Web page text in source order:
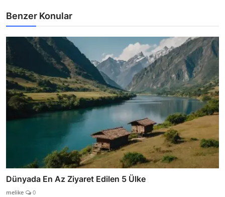
Benzer Konular
Dünyada En Az Ziyaret Edilen 5 Ülke
melike 0